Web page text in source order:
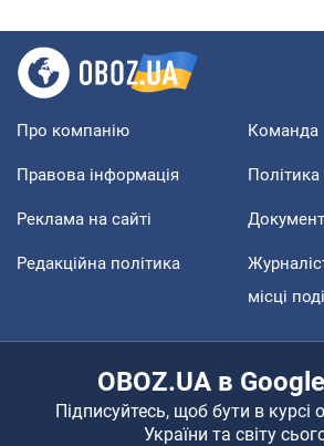
Про компанію Команда
Правова інформація Політика
Реклама на сайті
Редакційна політика
місці
OBOZ.UA в
Підписуйтесь, щоб бути в курсі
України та світу